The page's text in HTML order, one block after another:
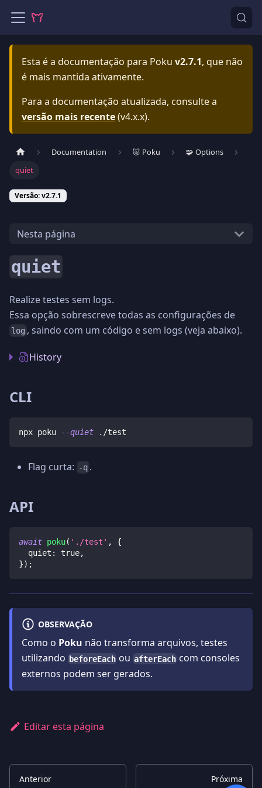
Esta é a documentação para Poku v2.7.1, que não
é mais mantida ativamente.
Para a documentação atualizada, consulte a
versão mais recente(v4.x.x).
Documentation 🐷 Poku
🧩 Options
quiet
Versão: v2.7.1
Nesta página
quiet
Realize testes sem logs.
Essa opção sobrescreve todas as configurações de
log , saindo com um código e sem logs (veja abaixo).
History
CLI
npx poku --quiet ./test
Flag curta: -q .
API
await poku( './test' ,
{
  quiet
: true,
}) ;
OBSERVAÇÃO
Como o Poku não transforma arquivos, testes
utilizando
beforeEach ou afterEach com consoles
externos podem ser gerados.
Editar esta página
Anterior Próxima